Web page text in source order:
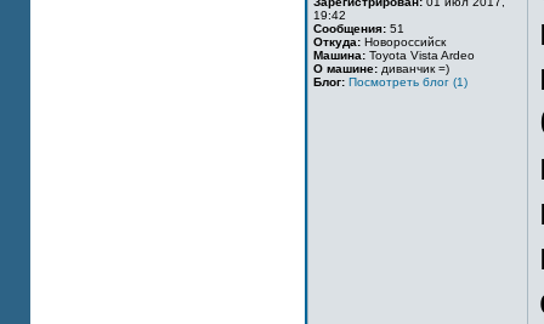
19:42
Сообщения: 51
Откуда: Новороссийск
Машина: Toyota Vista Ardeo
О машине: диванчик =)
Блог: Посмотреть блог (1)